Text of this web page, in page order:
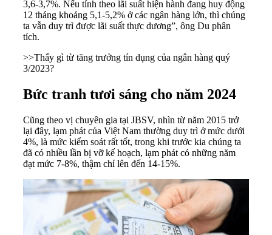
3,6-3,7%. Nếu tính theo lãi suất hiện hành đang huy động
12 tháng khoảng 5,1-5,2% ở các ngân hàng lớn, thì chúng
ta vẫn duy trì được lãi suất thực dương”, ông Du phân
tích.
>>Thấy gì từ tăng trưởng tín dụng của ngân hàng quý
3/2023?
Bức tranh tươi sáng cho năm 2024
Cũng theo vị chuyên gia tại JBSV, nhìn từ năm 2015 trở
lại đây, lạm phát của Việt Nam thường duy trì ở mức dưới
4%, là mức kiểm soát rất tốt, trong khi trước kia chúng ta
đã có nhiều lần bị vỡ kế hoạch, lạm phát có những năm
đạt mức 7-8%, thậm chí lên đến 14-15%.